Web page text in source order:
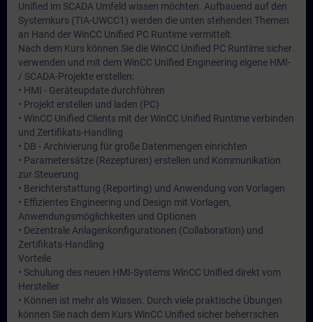
Unified im SCADA Umfeld wissen möchten. Aufbauend auf den
Systemkurs (TIA-UWCC1) werden die unten stehenden Themen
an Hand der WinCC Unified PC Runtime vermittelt.
Nach dem Kurs können Sie die WinCC Unified PC Runtime sicher
verwenden und mit dem WinCC Unified Engineering eigene HMI-
/ SCADA-Projekte erstellen:
• HMI - Geräteupdate durchführen
• Projekt erstellen und laden (PC)
• WinCC Unified Clients mit der WinCC Unified Runtime verbinden
und Zertifikats-Handling
• DB - Archivierung für große Datenmengen einrichten
• Parametersätze (Rezepturen) erstellen und Kommunikation
zur Steuerung
• Berichterstattung (Reporting) und Anwendung von Vorlagen
• Effizientes Engineering und Design mit Vorlagen,
Anwendungsmöglichkeiten und Optionen
• Dezentrale Anlagenkonfigurationen (Collaboration) und
Zertifikats-Handling
Vorteile
• Schulung des neuen HMI-Systems WinCC Unified direkt vom
Hersteller
• Können ist mehr als Wissen. Durch viele praktische Übungen
können Sie nach dem Kurs WinCC Unified sicher beherrschen